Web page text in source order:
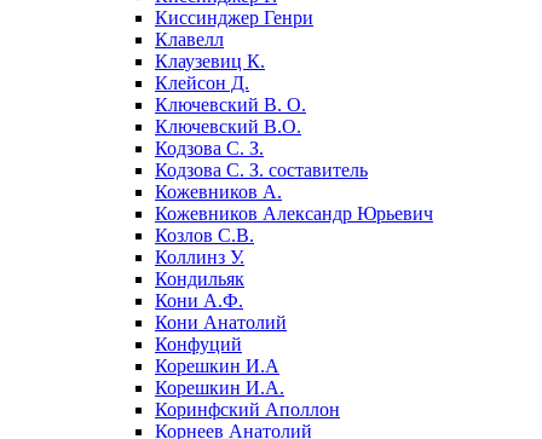
Киссинджер Генри
Клавелл
Клаузевиц К.
Клейсон Д.
Ключевский В. О.
Ключевский В.О.
Кодзова С. З.
Кодзова С. З. составитель
Кожевников А.
Кожевников Александр Юрьевич
Козлов С.В.
Коллинз У.
Кондильяк
Кони А.Ф.
Кони Анатолий
Конфуций
Корешкин И.А
Корешкин И.А.
Коринфский Аполлон
Корнеев Анатолий